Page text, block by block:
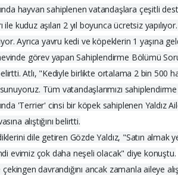
hayvan sahiplenen vatandaşlara çeşitli
ile kuduz aşıları 2 yıl boyunca ücretsiz
Ayrıca yavru kedi ve köpeklerin 1 yaşına
görev yapan Sahiplendirme Bölümü
Atlı, "Kediyle birlikte ortalama 2 bin 500
Tüm vatandaşlarımızı
'Terrier' cinsi bir köpek sahiplenen Yaldız
alıştığını belirtti.
dile getiren Gözde Yaldız, "Satın
evimiz çok daha neşeli olacak" diye konuştu.
çekingen davrandığını ancak zamanla aileye